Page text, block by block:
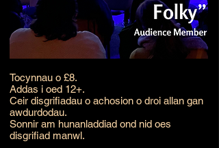
Tocynnau o £8.
Addas i oed 12+.
Ceir disgrifiadau o achosion o droi allan gan
awdurdodau.
Sonnir am hunanladdiad ond nid oes
disgrifiad manwl.